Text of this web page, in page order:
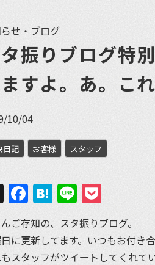
せ・ブログ
振りブログ特
すよ。あ。こ
10/04
日記 お客様 スタッフ
X Facebook
Hatena
Line
ご存知の、スタ振りブログ。
に更新してます。いつもお付き
スタッフがツイートしてくれて